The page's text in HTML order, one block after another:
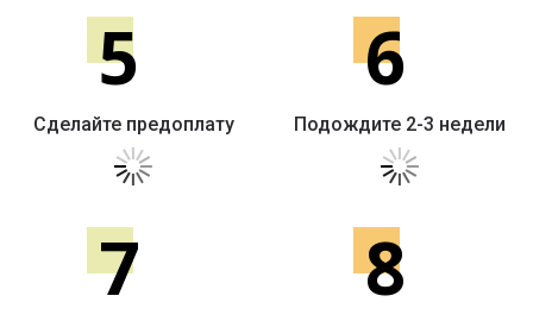
5
Сделайте предоплату
6
Подождите 2-3 недели
7 8